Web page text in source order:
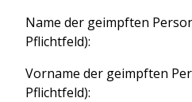
Name der geimpften
Pflichtfeld):
Vorname der geimpften
Pflichtfeld):